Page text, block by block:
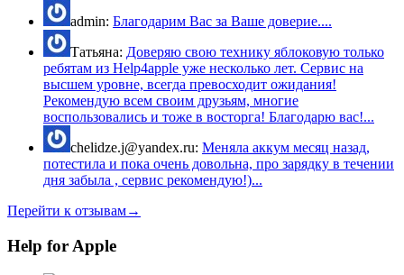
admin: Благодарим Вас за Ваше доверие....
Татьяна: Доверяю свою технику яблоковую только
ребятам из Help4apple уже несколько лет. Сервис на
высшем уровне, всегда превосходит ожидания!
Рекомендую всем своим друзьям, многие
воспользовались и тоже в восторга! Благодарю вас!...
chelidze.j@yandex.ru: Меняла аккум месяц назад,
потестила и пока очень довольна, про зарядку в течении
дня забыла , сервис рекомендую!)...
Перейти к отзывам→
Help for Apple